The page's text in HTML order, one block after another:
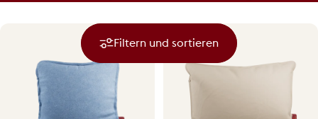
Filtern und sortieren